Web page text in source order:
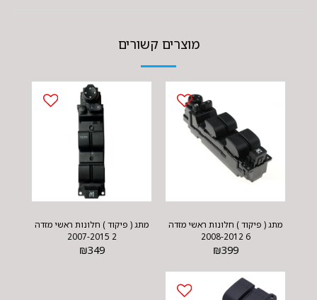
מוצרים קשורים
מתג ( פיקוד ) חלונות ראשי מזדה
6 2008-2012
₪399
מתג ( פיקוד ) חלונות ראשי מזדה
2 2007-2015
₪349